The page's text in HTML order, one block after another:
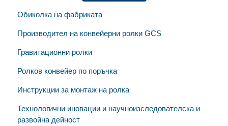
Обиколка на фабриката
Производител на конвейерни ролки GCS
Гравитационни ролки
Ролков конвейер по поръчка
Инструкции за монтаж на ролка
Технологични иновации и научноизследователска и
развойна дейност